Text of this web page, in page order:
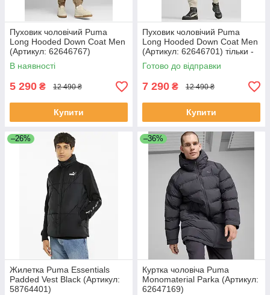
Пуховик чоловічий Puma
Long Hooded Down Coat Men
(Артикул: 62646767)
В наявності
5 290 ₴ 12 490 ₴
Купити
Пуховик чоловічий Puma
Long Hooded Down Coat Men
(Артикул: 62646701) тільки -
М
Готово до відправки
7 290 ₴ 12 490 ₴
Купити
–26%
Жилетка Puma Essentials
Padded Vest Black (Артикул:
58764401)
–36%
Куртка чоловіча Puma
Monomaterial Parka (Артикул:
62647169)